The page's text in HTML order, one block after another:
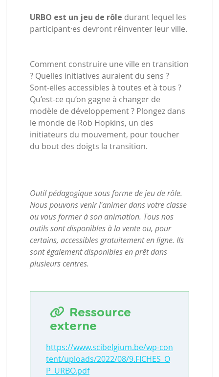
URBO est un jeu de rôle durant lequel les
participant·es devront réinventer leur ville.
Comment construire une ville en transition
? Quelles initiatives auraient du sens ?
Sont-elles accessibles à toutes et à tous ?
Qu’est-ce qu’on gagne à changer de
modèle de développement ? Plongez dans
le monde de Rob Hopkins, un des
initiateurs du mouvement, pour toucher
du bout des doigts la transition.
Outil pédagogique sous forme de jeu de rôle.
Nous pouvons venir l'animer dans votre classe
ou vous former à son animation. Tous nos
outils sont disponibles à la vente ou, pour
certains, accessibles gratuitement en ligne. Ils
sont également disponibles en prêt dans
plusieurs centres.
Ressource
externe
https://www.scibelgium.be/wp-con
tent/uploads/2022/08/9.FICHES_O
P_URBO.pdf